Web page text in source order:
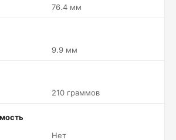
76.4 мм
9.9 мм
210 граммов
Нет